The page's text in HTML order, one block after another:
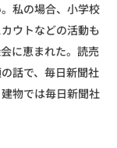
私の場合、小学校
ウトなどの活動も
に恵まれた。読売
話で、毎日新聞社
物では毎日新聞社